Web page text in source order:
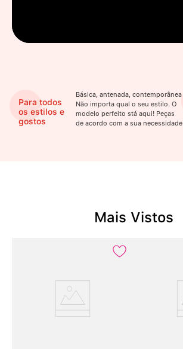
Para todos
os estilos e
gostos
Básica, antenada, contemporânea.
Não importa qual o seu estilo. O
modelo perfeito stá aqui! Peças
de acordo com a sua necessidade
Mais Vistos